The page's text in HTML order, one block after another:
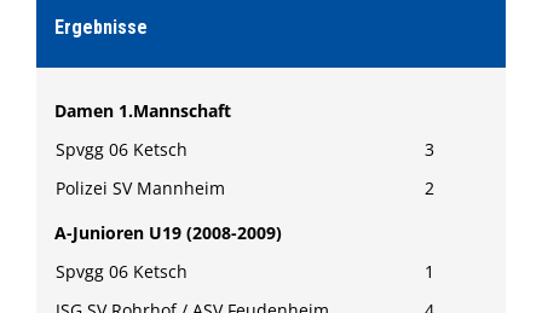
Ergebnisse
Damen 1.Mannschaft
Spvgg 06 Ketsch
3
Polizei SV Mannheim
2
A-Junioren U19 (2008-2009)
Spvgg 06 Ketsch
1